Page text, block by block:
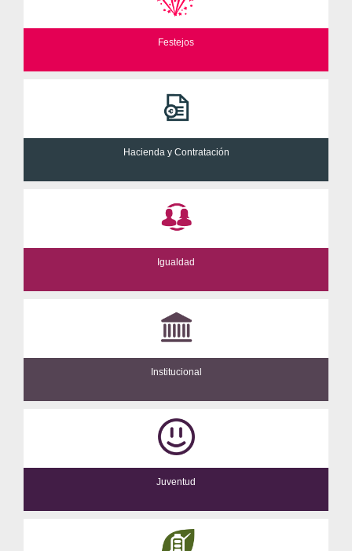
Festejos
Hacienda y Contratación
Igualdad
Institucional
Juventud